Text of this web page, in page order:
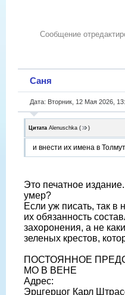
Сообщение
Саня
Дата: Вторник, 12 Мая 2026,
Цитата Alenuschka ( )
и внести их имена в
Это печатное
умер?
Если уж писать, так в
их обязанность
захоронения, а не
зеленых крестов,
ПОСТОЯННОЕ
МО В ВЕНЕ
Адрес:
Эрцгерцог Карл